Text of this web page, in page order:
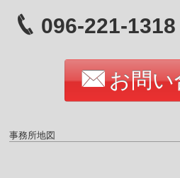
096-221-1318
お問い
事務所地図